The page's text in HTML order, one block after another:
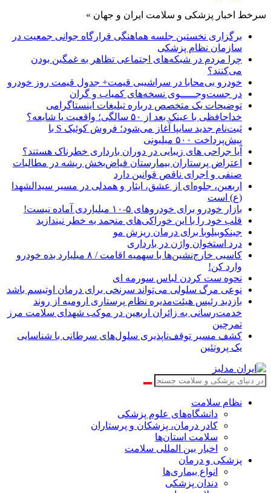
سرخط اخبار پزشکی و سلامت ایران و جهان »
برگزاری نخستین جلسه هماهنگی قرارگاه جوانی جمعیت در
سازمان نظام پزشکی
چرا مردم در شبکه‌های اجتماعی تظاهر به غمگین بودن
می‌کنند؟
خودرو بی‌محابا در سراشیبی قیمت+ جدول قیمت روز خودرو
در جست‌وجـــــوی نسخه‌های کمیاب و گران
توضیحات یک متخصص درباره تبلیغات اینستاگرامی
خداحافظی با عینک بعد از ۵۰ سالگی؛ واقعیت یا شایعه؟
ثبت‌نام جدید سایپا آغاز می‌شود؛ فروش کوئیک S با
پیش‌پرداخت ۵۰۰ میلیونی
آیا جراحی های زیبایی در دوران بارداری خطرناک هستند؟
اعتراض پرستاران بیمارستان فیاض‌بخش ریشه در مطالبات
صنفی و اجرای ناقص قوانین دارد
اربعین، جلوه‌ای از عشق، ایثار و همدلی در مسیر سیدالشهدا
(ع) است
بازار خودرو برای خودروهای ۵-۱۰ میلیاردی آماده نیست!
قلب خود را با این خوراکی‌های منجمد به خطر نیندازید
جینکوبیلوبا برای درمان ریزش مو
درد استخوان واژن در بارداری
کاسبی خارج‌نشین‌ها با سهمیه اقامت / ۸ میلیارد بده خودرو
وارد کن!
نحوه ست کردن لباس سورمه ای
نوعی مرگ سلولی می‌تواند سرنخی برای درمان اوتیسم باشد
بازدید رئیس هیئت‌مدیره نظام پرستاری ارومیه از روند
خدمت‌رسانی به زائران اربعین در موکب شهدای سلامت مرز
تمرچین
کشف مسیر توقف‌ناپذیری سلول‌های سرطانی با شناسایی
یک پروتئین
نظام سلامت
دانشگاه‌های علوم پزشکی
کادر درمان، پزشکان و پرستاران
سلامت استان‌ها
اخبار بین المللی سلامت
پزشکی و درمان
انواع بیماری‌ها
دندان پزشکی